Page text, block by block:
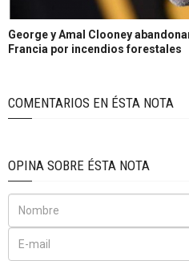
George y Amal Clooney
Francia por incendios forestales
COMENTARIOS EN ÉSTA NOTA
OPINA SOBRE ÉSTA NOTA